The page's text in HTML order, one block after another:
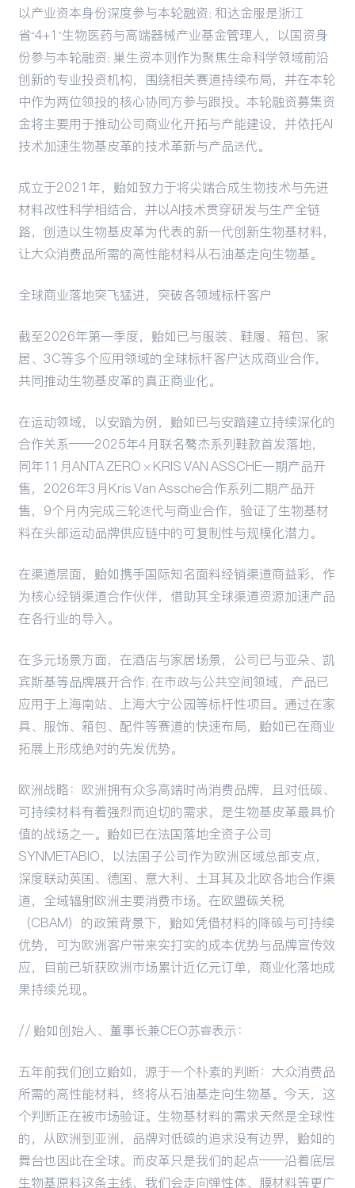
以产业资本身份深度参与本轮融资；和达金服是浙江
省“4+1”生物医药与高端器械产业基金管理人，以国资身
份参与本轮融资；巢生资本则作为聚焦生命科学领域前沿
创新的专业投资机构，围绕相关赛道持续布局，并在本轮
中作为两位领投的核心协同方参与跟投。本轮融资募集资
金将主要用于推动公司商业化开拓与产能建设，并依托AI
技术加速生物基皮革的技术革新与产品迭代。
成立于2021年，贻如致力于将尖端合成生物技术与先进
材料改性科学相结合，并以AI技术贯穿研发与生产全链
路，创造以生物基皮革为代表的新一代创新生物基材料，
让大众消费品所需的高性能材料从石油基走向生物基。
全球商业落地突飞猛进，突破各领域标杆客户
截至2026年第一季度，贻如已与服装、鞋履、箱包、家
居、3C等多个应用领域的全球标杆客户达成商业合作，
共同推动生物基皮革的真正商业化。
在运动领域，以安踏为例，贻如已与安踏建立持续深化的
合作关系——2025年4月联名骜杰系列鞋款首发落地，
同年11月ANTA ZERO × KRIS VAN ASSCHE一期产品开
售，2026年3月Kris Van Assche合作系列二期产品开
售，9个月内完成三轮迭代与商业合作，验证了生物基材
料在头部运动品牌供应链中的可复制性与规模化潜力。
在渠道层面，贻如携手国际知名面料经销渠道商益彩，作
为核心经销渠道合作伙伴，借助其全球渠道资源加速产品
在各行业的导入。
在多元场景方面，在酒店与家居场景，公司已与亚朵、凯
宾斯基等品牌展开合作；在市政与公共空间领域，产品已
应用于上海南站、上海大宁公园等标杆性项目。通过在家
具、服饰、箱包、配件等赛道的快速布局，贻如已在商业
拓展上形成绝对的先发优势。
欧洲战略：欧洲拥有众多高端时尚消费品牌，且对低碳、
可持续材料有着强烈而迫切的需求，是生物基皮革最具价
值的战场之一。贻如已在法国落地全资子公司
SYNMETABIO，以法国子公司作为欧洲区域总部支点，
深度联动英国、德国、意大利、土耳其及北欧各地合作渠
道，全域辐射欧洲主要消费市场。在欧盟碳关税
（CBAM）的政策背景下，贻如凭借材料的降碳与可持续
优势，可为欧洲客户带来实打实的成本优势与品牌宣传效
应，目前已斩获欧洲市场累计近亿元订单，商业化落地成
果持续兑现。
// 贻如创始人、董事长兼CEO苏睿表示：
五年前我们创立贻如，源于一个朴素的判断：大众消费品
所需的高性能材料，终将从石油基走向生物基。今天，这
个判断正在被市场验证。生物基材料的需求天然是全球性
的，从欧洲到亚洲，品牌对低碳的追求没有边界，贻如的
舞台也因此在全球。而皮革只是我们的起点——沿着底层
生物基原料这条主线，我们会走向弹性体、膜材料等更广